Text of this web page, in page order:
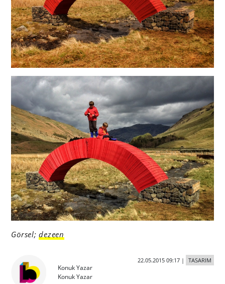
Görsel;dezeen
Konuk Yazar
Konuk Yazar
22.05.2015 09:17| TASARIM